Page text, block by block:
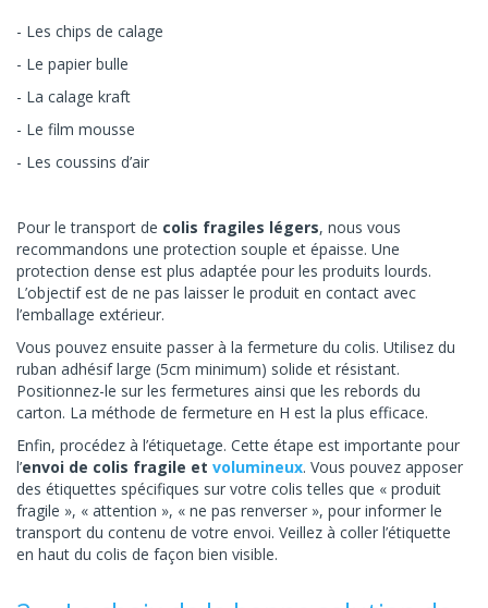
Les chips de calage
Le papier bulle
La calage kraft
Le film mousse
Les coussins d’air
Pour le transport de colis fragiles légers, nous vous
recommandons une protection souple et épaisse. Une
protection dense est plus adaptée pour les produits lourds.
L’objectif est de ne pas laisser le produit en contact avec
l’emballage extérieur.
Vous pouvez ensuite passer à la fermeture du colis. Utilisez du
ruban adhésif large (5cm minimum) solide et résistant.
Positionnez-le sur les fermetures ainsi que les rebords du
carton. La méthode de fermeture en H est la plus efficace.
Enfin, procédez à l’étiquetage. Cette étape est importante pour
l’envoi de colis fragile et volumineux. Vous pouvez apposer
des étiquettes spécifiques sur votre colis telles que « produit
fragile », « attention », « ne pas renverser », pour informer le
transport du contenu de votre envoi. Veillez à coller l’étiquette
en haut du colis de façon bien visible.